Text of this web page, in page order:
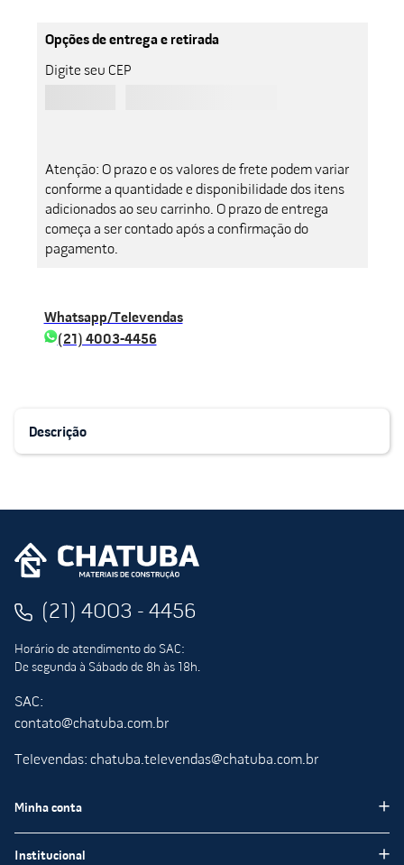
Opções de entrega e retirada
Digite seu CEP
Atenção: O prazo e os valores de frete podem variar
conforme a quantidade e disponibilidade dos itens
adicionados ao seu carrinho. O prazo de entrega
começa a ser contado após a confirmação do
pagamento.
Whatsapp/Televendas
(21) 4003-4456
Descrição
(21) 4003 - 4456
Horário de atendimento do SAC:
De segunda à Sábado de 8h às 18h.
SAC:
contato@chatuba.com.br
Televendas: chatuba.televendas@chatuba.com.br
Minha conta
Institucional